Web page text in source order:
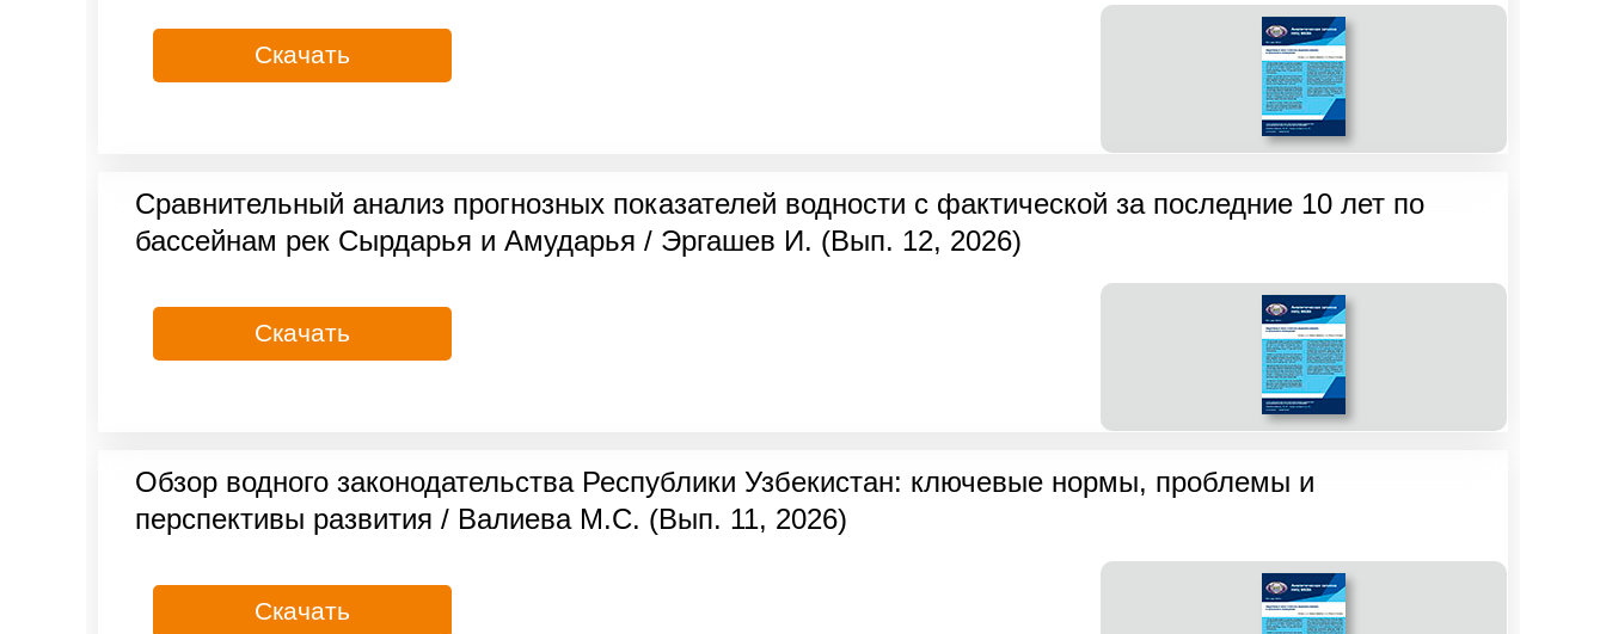
Скачать
Сравнительный анализ прогнозных показателей водности с фактической за последние 10 лет по
бассейнам рек Сырдарья и Амударья / Эргашев И. (Вып. 12, 2026)
Скачать
Обзор водного законодательства Республики Узбекистан: ключевые нормы, проблемы и
перспективы развития / Валиева М.С. (Вып. 11, 2026)
Скачать